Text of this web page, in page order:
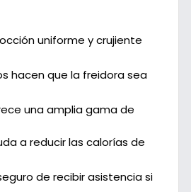
uniforme y crujiente
hacen que la freidora sea
una amplia gama de
a reducir las calorías de
de recibir asistencia si